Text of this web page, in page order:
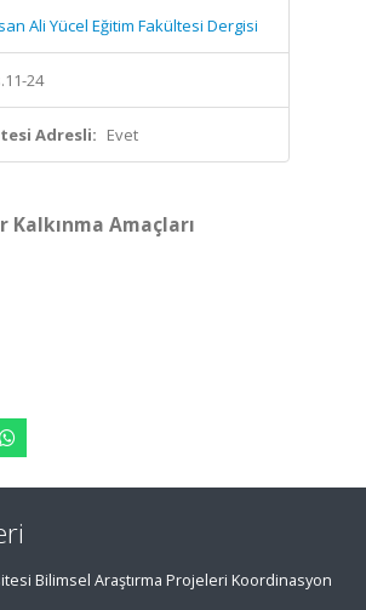
Ali Yücel Eğitim Fakültesi Dergisi
24
Adresli: Evet
Amaçları
Bilimsel Araştırma Projeleri Koordinasyon